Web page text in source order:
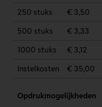
250 stuks
€ 3,50
500 stuks
€ 3,33
1000 stuks
€ 3,12
Instelkosten
€ 35,00
Opdrukmogelijkheden